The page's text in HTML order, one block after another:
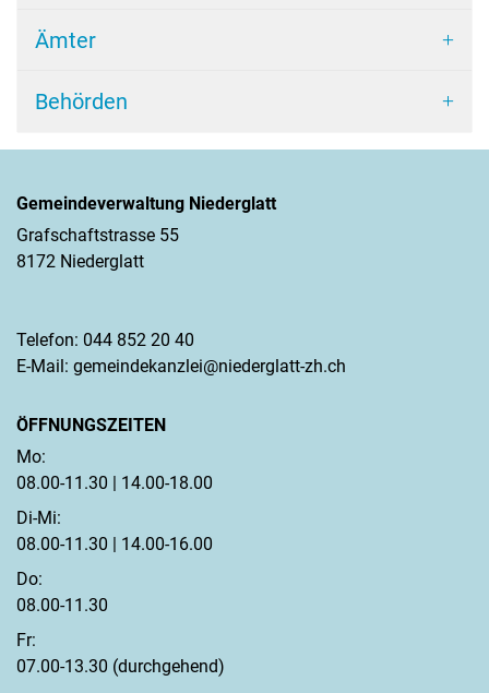
Ämter
Behörden
Gemeindeverwaltung Niederglatt
Grafschaftstrasse 55
8172 Niederglatt
Telefon: 044 852 20 40
E-Mail: gemeindekanzlei@niederglatt-zh.ch
ÖFFNUNGSZEITEN
Mo:
08.00-11.30 | 14.00-18.00
Di-Mi:
08.00-11.30 | 14.00-16.00
Do:
08.00-11.30
Fr:
07.00-13.30 (durchgehend)